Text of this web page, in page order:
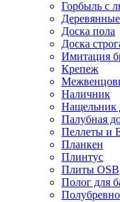
Горбыль с
Доска пола
Доска
Имитация
Крепеж
Наличник
Нащельник
Палубная
Пеллеты и
Планкен
Плинтус
Плиты OSB
Полог для